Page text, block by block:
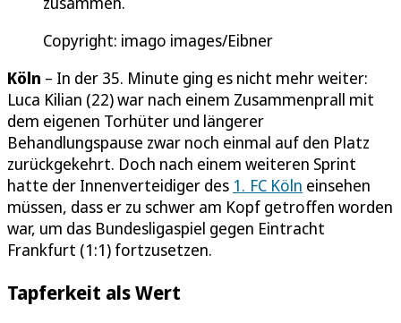
Copyright: imago images/Eibner
Köln – In der 35. Minute ging es nicht mehr weiter:
Luca Kilian (22) war nach einem Zusammenprall mit
dem eigenen Torhüter und längerer
Behandlungspause zwar noch einmal auf den Platz
zurückgekehrt. Doch nach einem weiteren Sprint
hatte der Innenverteidiger des 1. FC Köln einsehen
müssen, dass er zu schwer am Kopf getroffen worden
war, um das Bundesligaspiel gegen Eintracht
Frankfurt (1:1) fortzusetzen.
Tapferkeit als Wert